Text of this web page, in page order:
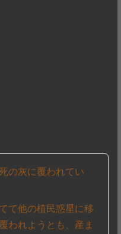
の灰に覆われてい
て他の植民惑星に移
われようとも、産ま